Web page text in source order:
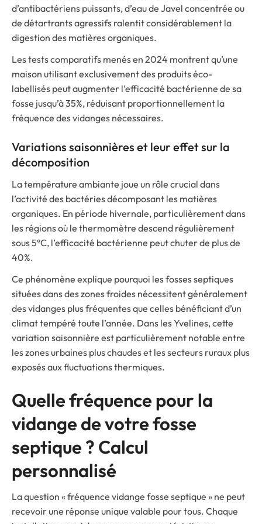
d’antibactériens puissants, d’eau de Javel concentrée ou
de détartrants agressifs ralentit considérablement la
digestion des matières organiques.
Les tests comparatifs menés en 2024 montrent qu’une
maison utilisant exclusivement des produits éco-
labellisés peut augmenter l’efficacité bactérienne de sa
fosse jusqu’à 35%, réduisant proportionnellement la
fréquence des vidanges nécessaires.
Variations saisonnières et leur effet sur la
décomposition
La température ambiante joue un rôle crucial dans
l’activité des bactéries décomposant les matières
organiques. En période hivernale, particulièrement dans
les régions où le thermomètre descend régulièrement
sous 5°C, l’efficacité bactérienne peut chuter de plus de
40%.
Ce phénomène explique pourquoi les fosses septiques
situées dans des zones froides nécessitent généralement
des vidanges plus fréquentes que celles bénéficiant d’un
climat tempéré toute l’année. Dans les Yvelines, cette
variation saisonnière est particulièrement notable entre
les zones urbaines plus chaudes et les secteurs ruraux plus
exposés aux fluctuations thermiques.
Quelle fréquence pour la
vidange de votre fosse
septique ? Calcul
personnalisé
La question « fréquence vidange fosse septique » ne peut
recevoir une réponse unique valable pour tous. Chaque